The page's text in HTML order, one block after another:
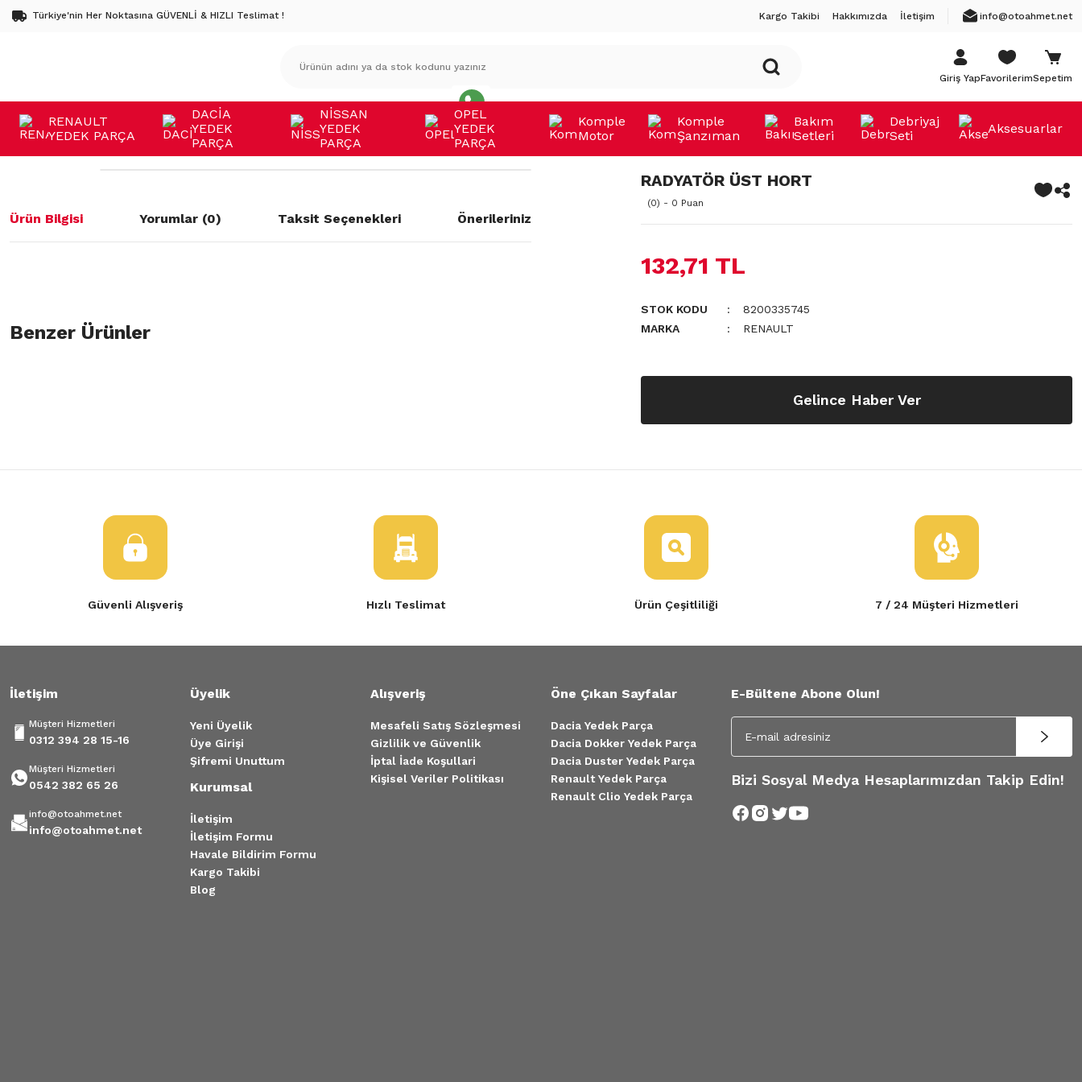
Türkiye'nin Her Noktasına GÜVENLİ & HIZLI Teslimat ! Kargo Takibi Hakkımızda İletişim info@otoahmet.net
Giriş YapFavorilerimSepetim
RENAULT
YEDEK PARÇA
DACİA
YEDEK
PARÇA
NİSSAN
YEDEK
PARÇA
OPEL
YEDEK
PARÇA
Komple
Motor
Komple
Şanzıman
Bakım
Setleri
Debriyaj
Seti
Aksesuarlar
Ürün Bilgisi Yorumlar (0) Taksit Seçenekleri Önerileriniz
öneri formunu kullanarak tarafımıza iletebilirsiniz.
Benzer Ürünler
RADYATÖR ÜST HORT
(0) - 0 Puan
132,71 TL
STOK KODU
8200335745
MARKA
RENAULT
Gelince Haber Ver
Güvenli Alışveriş Hızlı Teslimat Ürün Çeşitliliği 7 / 24 Müşteri Hizmetleri
İletişim
Müşteri Hizmetleri
0312 394 28 15-16
Müşteri Hizmetleri
0542 382 65 26
info@otoahmet.net
info@otoahmet.net
Üyelik
Yeni Üyelik
Üye Girişi
Şifremi Unuttum
Kurumsal
İletişim
İletişim Formu
Havale Bildirim Formu
Kargo Takibi
Blog
Alışveriş
Mesafeli Satış Sözleşmesi
Gizlilik ve Güvenlik
İptal İade Koşullari
Kişisel Veriler Politikası
Öne Çıkan Sayfalar
Dacia Yedek Parça
Dacia Dokker Yedek Parça
Dacia Duster Yedek Parça
Renault Yedek Parça
Renault Clio Yedek Parça
E-Bültene Abone Olun!
Bizi Sosyal Medya Hesaplarımızdan Takip Edin!